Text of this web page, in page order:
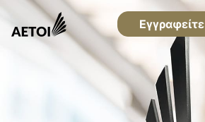
Εγγραφείτε